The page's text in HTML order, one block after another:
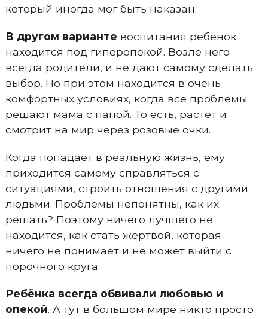
который иногда мог быть наказан.
В другом варианте воспитания ребёнок
находится под гиперопекой. Возле него
всегда родители, и не дают самому сделать
выбор. Но при этом находится в очень
комфортных условиях, когда все проблемы
решают мама с папой. То есть, растёт и
смотрит на мир через розовые очки.
Когда попадает в реальную жизнь, ему
приходится самому справляться с
ситуациями, строить отношения с другими
людьми. Проблемы непонятны, как их
решать? Поэтому ничего лучшего не
находится, как стать жертвой, которая
ничего не понимает и не может выйти с
порочного круга.
Ребёнка всегда обвивали любовью и
опекой. А тут в большом мире никто просто